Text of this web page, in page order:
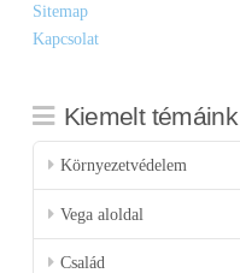
Sitemap
Kapcsolat
Kiemelt témáink
Környezetvédelem
Vega aloldal
Család